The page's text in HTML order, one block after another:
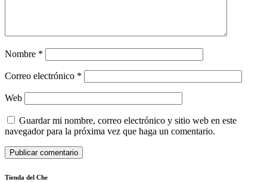
Nombre *
Correo electrónico *
Web
Guardar mi nombre, correo electrónico y sitio web en este
navegador para la próxima vez que haga un comentario.
Tienda del Che